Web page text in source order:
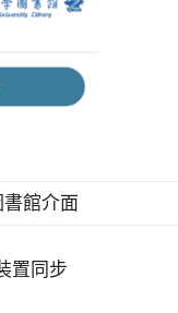
館介面
置同步